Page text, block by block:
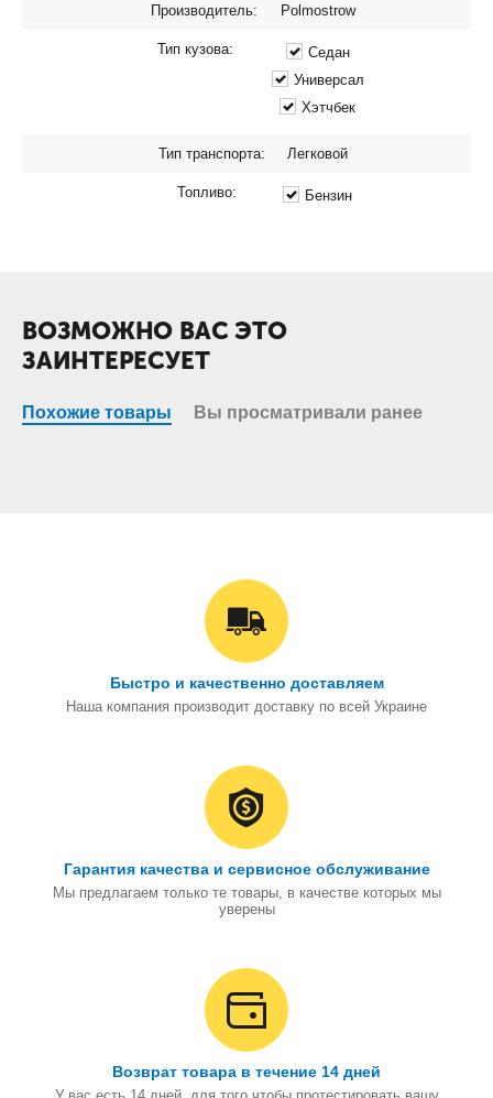
Производитель: Polmostrow
Тип кузова:
Седан
Универсал
Хэтчбек
Тип транспорта: Легковой
Топливо: Бензин
ВОЗМОЖНО ВАС ЭТО
ЗАИНТЕРЕСУЕТ
Похожие товары Вы просматривали ранее
Быстро и качественно доставляем
Наша компания производит доставку по всей Украине
Гарантия качества и сервисное обслуживание
Мы предлагаем только те товары, в качестве которых мы
уверены
Возврат товара в течение 14 дней